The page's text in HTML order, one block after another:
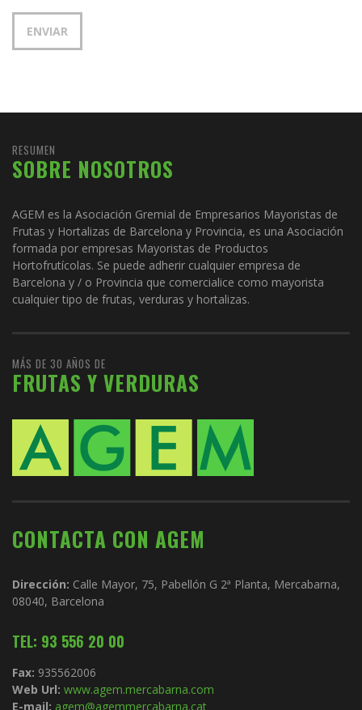
RESUMEN
SOBRE NOSOTROS
AGEM es la Asociación Gremial de Empresarios Mayoristas de
Frutas y Hortalizas de Barcelona y Provincia, es una Asociación
formada por empresas Mayoristas de Productos
Hortofrutícolas. Se puede adherir cualquier empresa de
Barcelona y / o Provincia que comercialice como mayorista
cualquier tipo de frutas, verduras y hortalizas.
MÁS DE 30 AÑOS DE
FRUTAS Y VERDURAS
CONTACTA CON AGEM
Dirección: Calle Mayor, 75, Pabellón G 2ª Planta, Mercabarna,
08040, Barcelona
TEL: 93 556 20 00
Fax: 935562006
Web Url: www.agem.mercabarna.com
E-mail: agem@agemmercabarna.cat